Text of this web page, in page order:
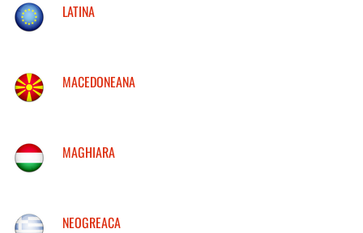
LATINA
MACEDONEANA
MAGHIARA
NEOGREACA